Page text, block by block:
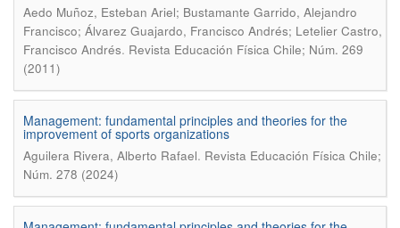
Aedo Muñoz, Esteban Ariel; Bustamante Garrido, Alejandro
Francisco; Álvarez Guajardo, Francisco Andrés; Letelier Castro,
Francisco Andrés. Revista Educación Física Chile; Núm. 269
(2011)
Management: fundamental principles and theories for the
improvement of sports organizations
Aguilera Rivera, Alberto Rafael. Revista Educación Física Chile;
Núm. 278 (2024)